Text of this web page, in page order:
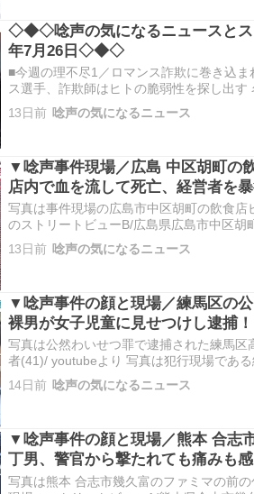
◇◆◇唸声の気になるニュースとス
年7月26日◇◆◇
■今週の理不尽1／ロマンス詐欺に巻き込
ス選手、詐欺師はヒトの脆弱性を探し出
900万円以上を失い、マンションまで売却
き、今度は元女子プロテニス選手の平木理
13日前 唸声の気になるニュース
▼唸声事件現場／広島 中区胡町の
店内で血を流して死亡、経営者を
写真は事件現場の広島市中区胡町の飲食
のストリートビューB/広島県広島市中区胡
https://maps.app.goo.gl/
ら南東125m 以下の写真でチョキを出し
13日前 唸声の気になるニュース
▼唸声事件の顔と現場／練馬区の
裸男が女子児童に見せつけし逮捕！
写真は公然わいせつ罪で逮捕された練馬区
者(41)/ youtubeより 写真は犯行現場であ
士見台公園/ youtubeより 事件現場のスト
見台公園、東京都練馬区富士見台４丁目
14日前 唸声の気になるニュース
▼唸声事件の顔と現場／熊本 合志
丁男、警官から撃たれても痛みも
写真は熊本 合志市幾久富のファミマの前